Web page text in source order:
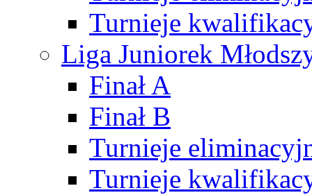
Turnieje
Liga Juniorek
Finał A
Finał B
Turnieje
Turnieje